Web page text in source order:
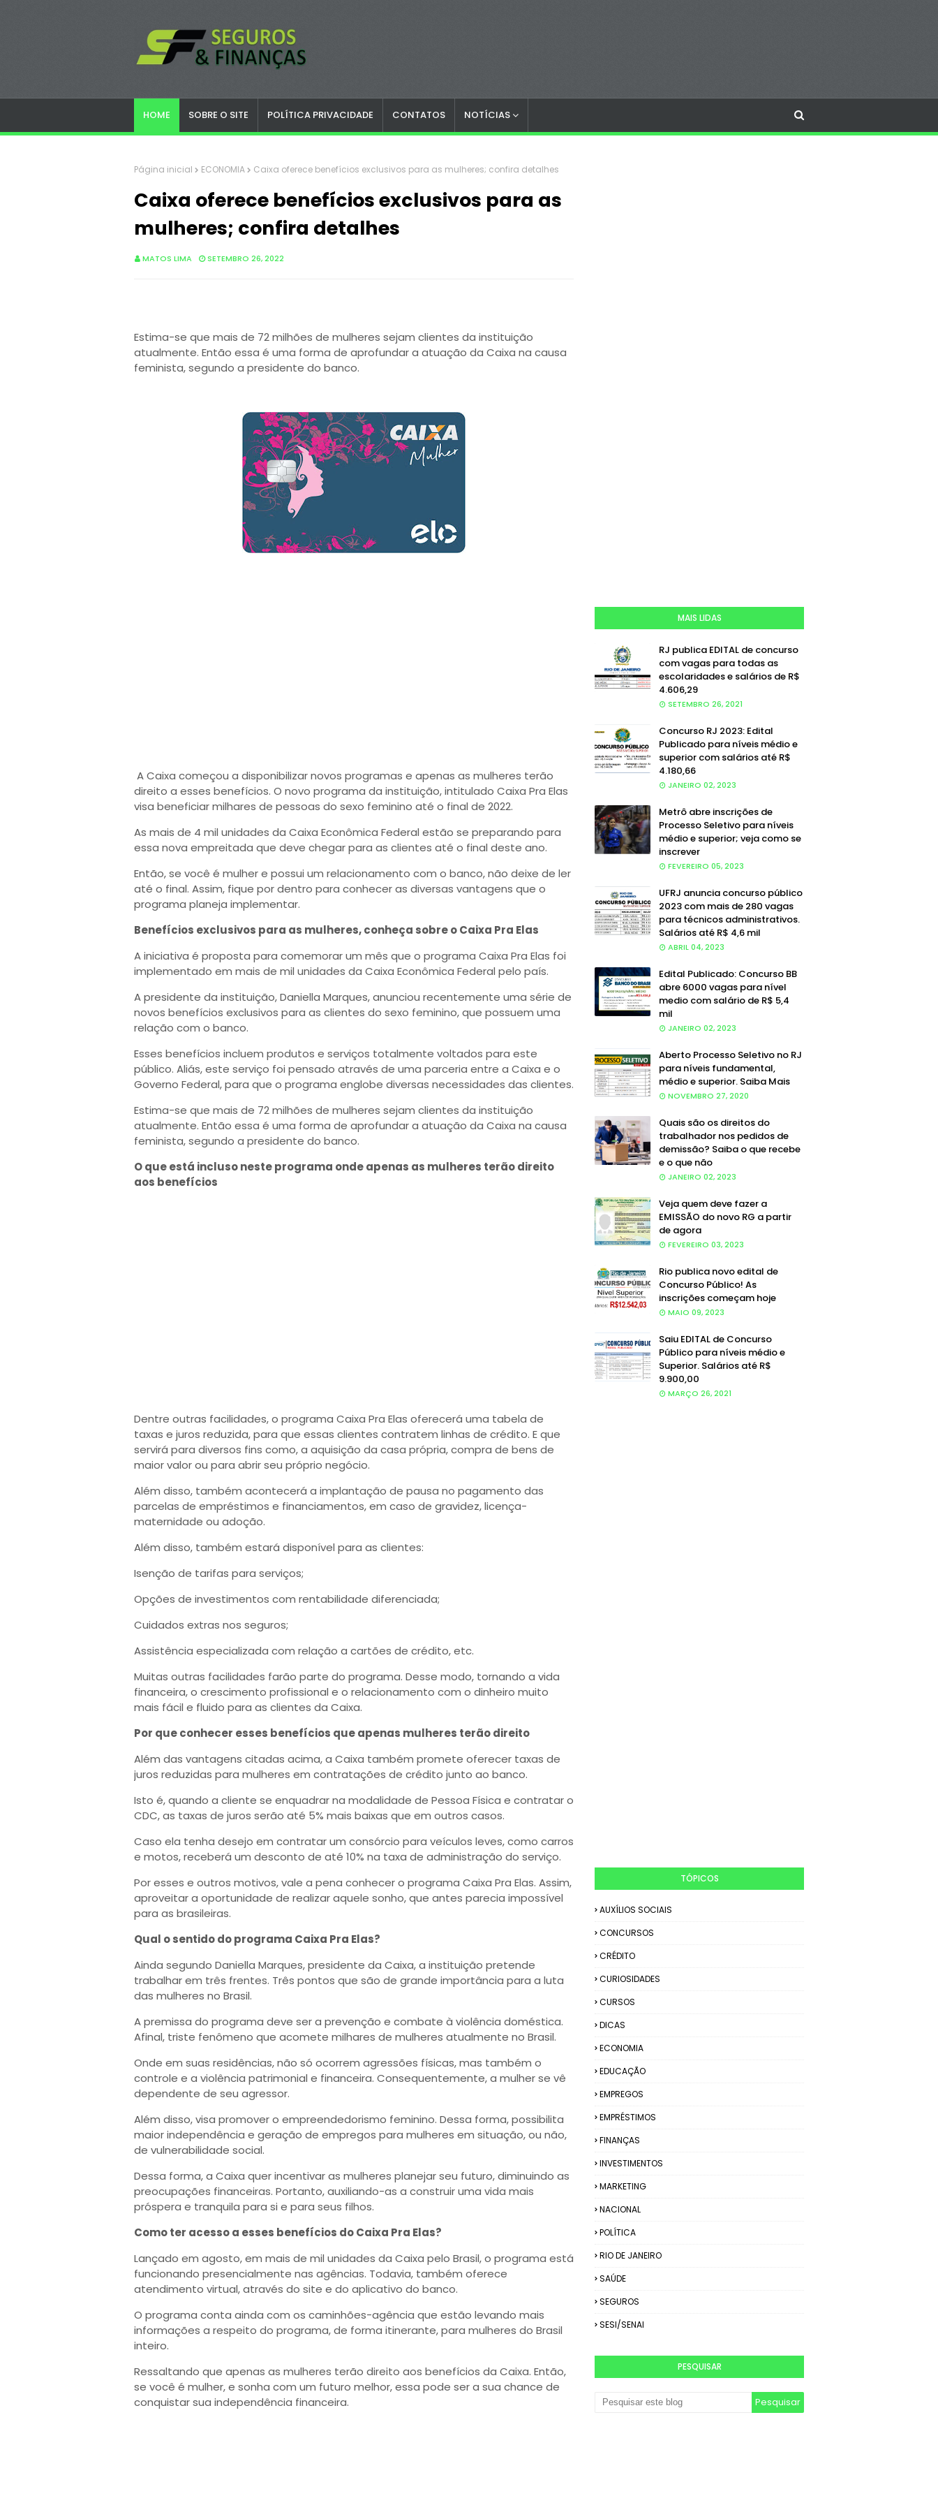
HOME SOBRE O SITE POLÍTICA PRIVACIDADE CONTATOS NOTÍCIAS
Página inicial ECONOMIA Caixa oferece benefícios exclusivos para as mulheres; confira detalhes
Caixa oferece benefícios exclusivos para as
mulheres; confira detalhes
MATOS LIMA SETEMBRO 26, 2022
Estima-se que mais de 72 milhões de mulheres sejam clientes da instituição
atualmente. Então essa é uma forma de aprofundar a atuação da Caixa na causa
feminista, segundo a presidente do banco.
A Caixa começou a disponibilizar novos programas e apenas as mulheres terão
direito a esses benefícios. O novo programa da instituição, intitulado Caixa Pra Elas
visa beneficiar milhares de pessoas do sexo feminino até o final de 2022.
As mais de 4 mil unidades da Caixa Econômica Federal estão se preparando para
essa nova empreitada que deve chegar para as clientes até o final deste ano.
Então, se você é mulher e possui um relacionamento com o banco, não deixe de ler
até o final. Assim, fique por dentro para conhecer as diversas vantagens que o
programa planeja implementar.
Benefícios exclusivos para as mulheres, conheça sobre o Caixa Pra Elas
A iniciativa é proposta para comemorar um mês que o programa Caixa Pra Elas foi
implementado em mais de mil unidades da Caixa Econômica Federal pelo país.
A presidente da instituição, Daniella Marques, anunciou recentemente uma série de
novos benefícios exclusivos para as clientes do sexo feminino, que possuem uma
relação com o banco.
Esses benefícios incluem produtos e serviços totalmente voltados para este
público. Aliás, este serviço foi pensado através de uma parceria entre a Caixa e o
Governo Federal, para que o programa englobe diversas necessidades das clientes.
Estima-se que mais de 72 milhões de mulheres sejam clientes da instituição
atualmente. Então essa é uma forma de aprofundar a atuação da Caixa na causa
feminista, segundo a presidente do banco.
O que está incluso neste programa onde apenas as mulheres terão direito
aos benefícios
Dentre outras facilidades, o programa Caixa Pra Elas oferecerá uma tabela de
taxas e juros reduzida, para que essas clientes contratem linhas de crédito. E que
servirá para diversos fins como, a aquisição da casa própria, compra de bens de
maior valor ou para abrir seu próprio negócio.
Além disso, também acontecerá a implantação de pausa no pagamento das
parcelas de empréstimos e financiamentos, em caso de gravidez, licença-
maternidade ou adoção.
Além disso, também estará disponível para as clientes:
Isenção de tarifas para serviços;
Opções de investimentos com rentabilidade diferenciada;
Cuidados extras nos seguros;
Assistência especializada com relação a cartões de crédito, etc.
Muitas outras facilidades farão parte do programa. Desse modo, tornando a vida
financeira, o crescimento profissional e o relacionamento com o dinheiro muito
mais fácil e fluido para as clientes da Caixa.
Por que conhecer esses benefícios que apenas mulheres terão direito
Além das vantagens citadas acima, a Caixa também promete oferecer taxas de
juros reduzidas para mulheres em contratações de crédito junto ao banco.
Isto é, quando a cliente se enquadrar na modalidade de Pessoa Física e contratar o
CDC, as taxas de juros serão até 5% mais baixas que em outros casos.
Caso ela tenha desejo em contratar um consórcio para veículos leves, como carros
e motos, receberá um desconto de até 10% na taxa de administração do serviço.
Por esses e outros motivos, vale a pena conhecer o programa Caixa Pra Elas. Assim,
aproveitar a oportunidade de realizar aquele sonho, que antes parecia impossível
para as brasileiras.
Qual o sentido do programa Caixa Pra Elas?
Ainda segundo Daniella Marques, presidente da Caixa, a instituição pretende
trabalhar em três frentes. Três pontos que são de grande importância para a luta
das mulheres no Brasil.
A premissa do programa deve ser a prevenção e combate à violência doméstica.
Afinal, triste fenômeno que acomete milhares de mulheres atualmente no Brasil.
Onde em suas residências, não só ocorrem agressões físicas, mas também o
controle e a violência patrimonial e financeira. Consequentemente, a mulher se vê
dependente de seu agressor.
Além disso, visa promover o empreendedorismo feminino. Dessa forma, possibilita
maior independência e geração de empregos para mulheres em situação, ou não,
de vulnerabilidade social.
Dessa forma, a Caixa quer incentivar as mulheres planejar seu futuro, diminuindo as
preocupações financeiras. Portanto, auxiliando-as a construir uma vida mais
próspera e tranquila para si e para seus filhos.
Como ter acesso a esses benefícios do Caixa Pra Elas?
Lançado em agosto, em mais de mil unidades da Caixa pelo Brasil, o programa está
funcionando presencialmente nas agências. Todavia, também oferece
atendimento virtual, através do site e do aplicativo do banco.
O programa conta ainda com os caminhões-agência que estão levando mais
informações a respeito do programa, de forma itinerante, para mulheres do Brasil
inteiro.
Ressaltando que apenas as mulheres terão direito aos benefícios da Caixa. Então,
se você é mulher, e sonha com um futuro melhor, essa pode ser a sua chance de
conquistar sua independência financeira.
MAIS LIDAS
RJ publica EDITAL de concurso
com vagas para todas as
escolaridades e salários de R$
4.606,29
SETEMBRO 26, 2021
Concurso RJ 2023: Edital
Publicado para níveis médio e
superior com salários até R$
4.180,66
JANEIRO 02, 2023
Metrô abre inscrições de
Processo Seletivo para níveis
médio e superior; veja como se
inscrever
FEVEREIRO 05, 2023
UFRJ anuncia concurso público
2023 com mais de 280 vagas
para técnicos administrativos.
Salários até R$ 4,6 mil
ABRIL 04, 2023
Edital Publicado: Concurso BB
abre 6000 vagas para nível
medio com salário de R$ 5,4
mil
JANEIRO 02, 2023
Aberto Processo Seletivo no RJ
para níveis fundamental,
médio e superior. Saiba Mais
NOVEMBRO 27, 2020
Quais são os direitos do
trabalhador nos pedidos de
demissão? Saiba o que recebe
e o que não
JANEIRO 02, 2023
Veja quem deve fazer a
EMISSÃO do novo RG a partir
de agora
FEVEREIRO 03, 2023
Rio publica novo edital de
Concurso Público! As
inscrições começam hoje
MAIO 09, 2023
Saiu EDITAL de Concurso
Público para níveis médio e
Superior. Salários até R$
9.900,00
MARÇO 26, 2021
TÓPICOS
AUXÍLIOS SOCIAIS
CONCURSOS
CRÉDITO
CURIOSIDADES
CURSOS
DICAS
ECONOMIA
EDUCAÇÃO
EMPREGOS
EMPRÉSTIMOS
FINANÇAS
INVESTIMENTOS
MARKETING
NACIONAL
POLÍTICA
RIO DE JANEIRO
SAÚDE
SEGUROS
SESI/SENAI
PESQUISAR